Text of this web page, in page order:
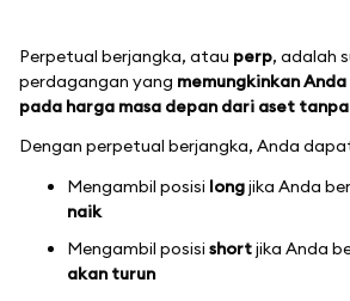
Perpetual berjangka, atau perp, adalah
perdagangan yang memungkinkan
pada harga masa depan dari aset
Dengan perpetual berjangka, Anda
Mengambil posisi longjika Anda
naik
Mengambil posisi shortjika Anda
akan turun